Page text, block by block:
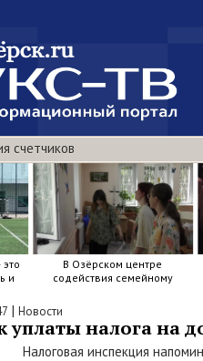
счетчиков
и
В Озёрском центре
содействия семейному
| Новости
уплаты налога на
Налоговая инспекция